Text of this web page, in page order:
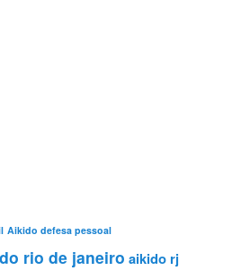
Aikido defesa pessoal
rio de janeiro aikido rj